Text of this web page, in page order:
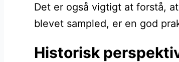
Det er også vigtigt at forstå,
blevet sampled, er en god
Historisk